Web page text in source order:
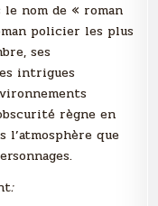
nom de « roman
policier les plus
ses
intrigues
règne en
l’atmosphère que
: